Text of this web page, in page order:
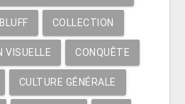
BLUFF COLLECTION
VISUELLE CONQUÊTE
CULTURE GÉNÉRALE